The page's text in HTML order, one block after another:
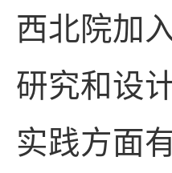
西北院加
研究和设
实践方面